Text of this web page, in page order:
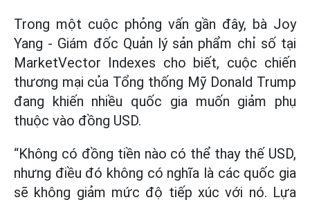
Trong một cuộc phỏng vấn gần đây, bà Joy
Yang - Giám đốc Quản lý sản phẩm chỉ số tại
MarketVector Indexes cho biết, cuộc chiến
thương mại của Tổng thống Mỹ Donald Trump
đang khiến nhiều quốc gia muốn giảm phụ
thuộc vào đồng USD.
“Không có đồng tiền nào có thể thay thế USD,
nhưng điều đó không có nghĩa là các quốc gia
sẽ không giảm mức độ tiếp xúc với nó. Lựa